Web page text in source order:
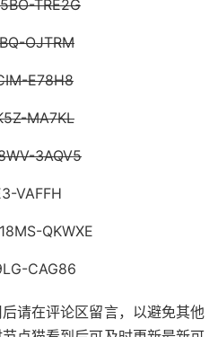
TRE2G
OJTRM
E78H8
MA7KL
3AQV5
VAFFH
QKWXE
CAG86
请在评论区留言，以避免其他